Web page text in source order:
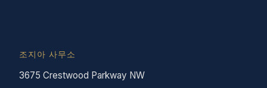
조지아 사무소
3675 Crestwood Parkway NW